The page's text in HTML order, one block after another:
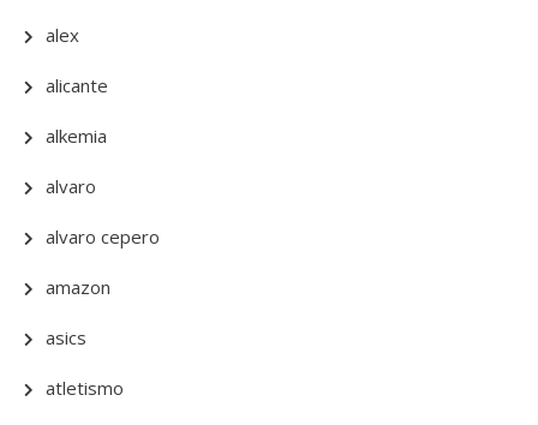
alex
alicante
alkemia
alvaro
alvaro cepero
amazon
asics
atletismo